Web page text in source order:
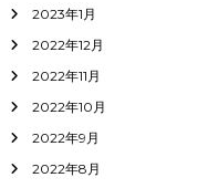
2023年1月
2022年12月
2022年11月
2022年10月
2022年9月
2022年8月